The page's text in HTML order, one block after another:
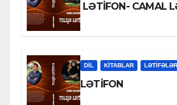
LƏTİFON- CAMAL
DİL KİTABLAR LƏTIFƏLƏR
LƏTİFON